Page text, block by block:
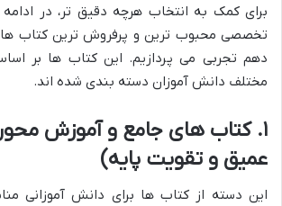
برای کمک به انتخاب هرچه دقیق تر، در
تخصصی محبوب ترین و پرفروش ترین کتاب
دهم تجربی می پردازیم. این کتاب ها بر
مختلف دانش آموزان دسته بندی شده اند.
۱. کتاب های جامع و آموزش
عمیق و تقویت پایه)
این دسته از کتاب ها برای دانش آموزانی